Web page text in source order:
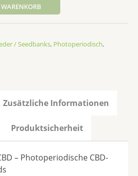
/ Seedbanks, Photoperiodisch,
Zusätzliche Informationen
Produktsicherheit
– Photoperiodische CBD-